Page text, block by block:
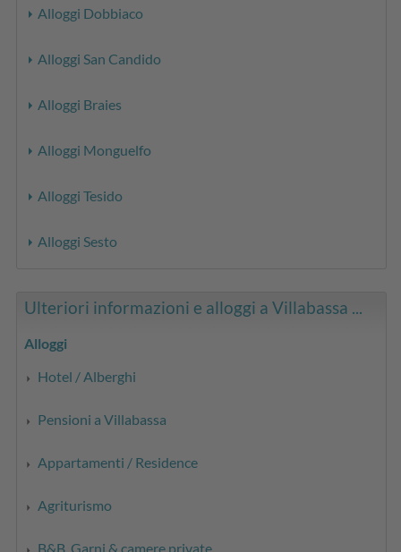
Alloggi Dobbiaco
Alloggi San Candido
Alloggi Braies
Alloggi Monguelfo
Alloggi Tesido
Alloggi Sesto
Ulteriori informazioni e alloggi a Villabassa ...
Alloggi
Hotel / Alberghi
Pensioni a Villabassa
Appartamenti / Residence
Agriturismo
B&B, Garni & camere private